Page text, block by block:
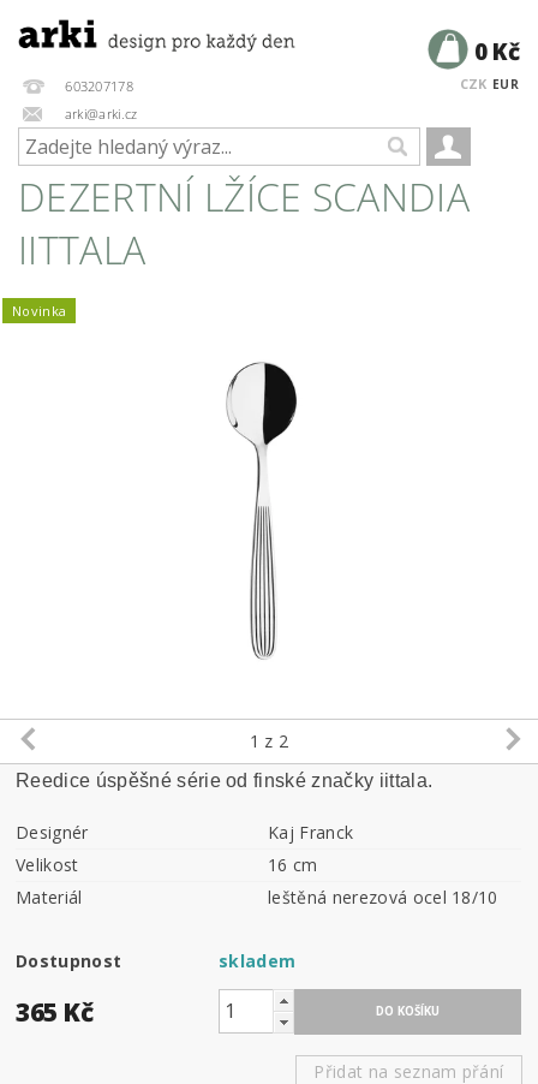
603207178
arki@arki.cz
CZK EUR
0 Kč
DEZERTNÍ LŽÍCE SCANDIA
IITTALA
Novinka
1 z 2
Reedice úspěšné série od finské značky iittala.
Designér
Kaj Franck
Velikost
16 cm
Materiál
leštěná nerezová ocel 18/10
Dostupnost skladem
365 Kč
Přidat na seznam přání